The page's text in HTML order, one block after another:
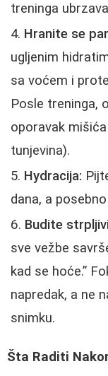
treninga
Hranite se
ugljenim
sa voćem i
Posle treninga,
oporavak
tunjevina).
Hydracija:
dana, a
Budite
sve vežbe
kad se hoće.”
napredak, a ne
snimku.
Šta Raditi